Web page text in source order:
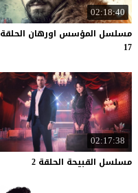
02:18:40
مسلسل المؤسس اورهان الحلقة
17
02:17:38
مسلسل القبيحة الحلقة 2